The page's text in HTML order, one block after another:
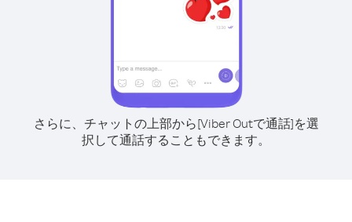
さらに、チャットの上部から[Viber Outで通話]を選
択して通話することもできます。